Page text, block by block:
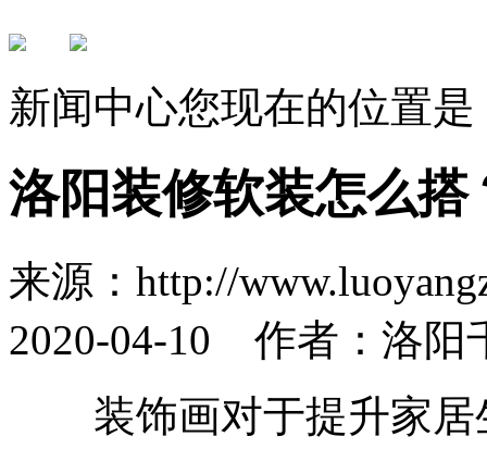
新闻中心您现在的位置是
洛阳装修软装怎么
来源：http://
2020-04-10 作者：洛阳
装饰画对于提升家居